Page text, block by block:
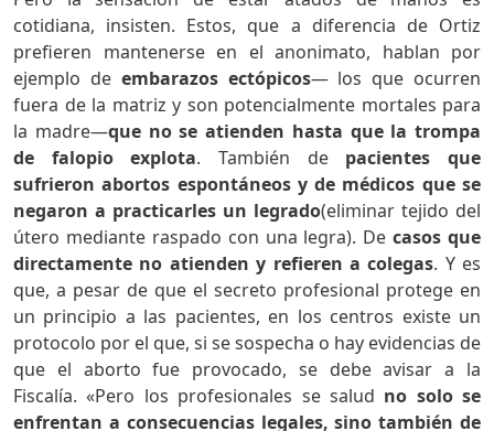
cotidiana, insisten. Estos, que a diferencia de Ortiz
prefieren mantenerse en el anonimato, hablan por
ejemplo de embarazos ectópicos— los que ocurren
fuera de la matriz y son potencialmente mortales para
la madre—que no se atienden hasta que la trompa
de falopio explota. También de pacientes que
sufrieron abortos espontáneos y de médicos que se
negaron a practicarles un legrado(eliminar tejido del
útero mediante raspado con una legra). Decasos que
directamente no atienden y refieren a colegas. Y es
que, a pesar de que el secreto profesional protege en
un principio a las pacientes, en los centros existe un
protocolo por el que, si se sospecha o hay evidencias de
que el aborto fue provocado, se debe avisar a la
Fiscalía. «Pero los profesionales se salud no solo se
enfrentan a consecuencias legales, sino también de